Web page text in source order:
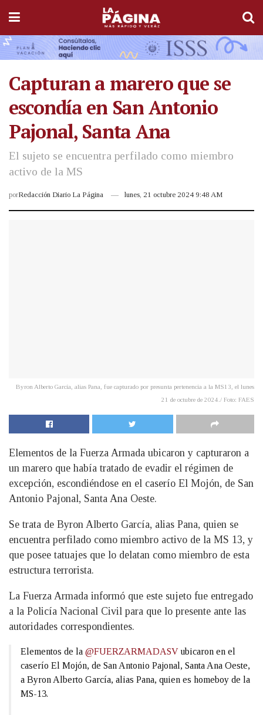
Capturan a marero que se
escondía en San Antonio
Pajonal, Santa Ana
El sujeto se encuentra perfilado como miembro
activo de la MS
porRedacción Diario La Página lunes, 21 octubre 2024 9:48 AM
Byron Alberto García, alias Pana, fue capturado por presunta pertenencia a la MS13, el lunes
21 de octubre de 2024./ Foto: FAES
Elementos de la Fuerza Armada ubicaron y capturaron a
un marero que había tratado de evadir el régimen de
excepción, escondiéndose en el caserío El Mojón, de San
Antonio Pajonal, Santa Ana Oeste.
Se trata de Byron Alberto García, alias Pana, quien se
encuentra perfilado como miembro activo de la MS 13, y
que posee tatuajes que lo delatan como miembro de esta
estructura terrorista.
La Fuerza Armada informó que este sujeto fue entregado
a la Policía Nacional Civil para que lo presente ante las
autoridades correspondientes.
Elementos de la @FUERZARMADASVubicaron en el
caserío El Mojón, de San Antonio Pajonal, Santa Ana Oeste,
a Byron Alberto García, alias Pana, quien es homeboy de la
MS-13.